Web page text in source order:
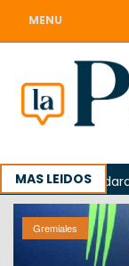
MENU
MAS LEIDOS
Odarda
Gremiales